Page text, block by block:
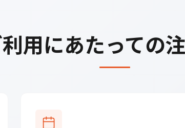
用にあたっての